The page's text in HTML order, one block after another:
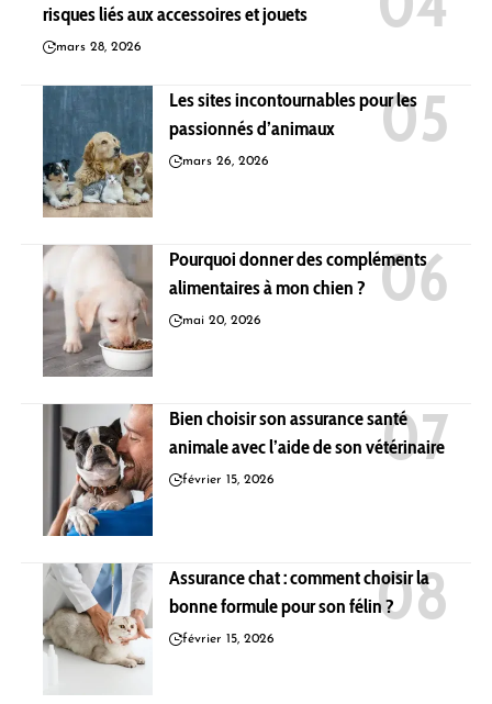
risques liés aux accessoires et jouets
mars 28, 2026
Les sites incontournables pour les
passionnés d’animaux
mars 26, 2026
Pourquoi donner des compléments
alimentaires à mon chien ?
mai 20, 2026
Bien choisir son assurance santé
animale avec l’aide de son vétérinaire
février 15, 2026
Assurance chat : comment choisir la
bonne formule pour son félin ?
février 15, 2026